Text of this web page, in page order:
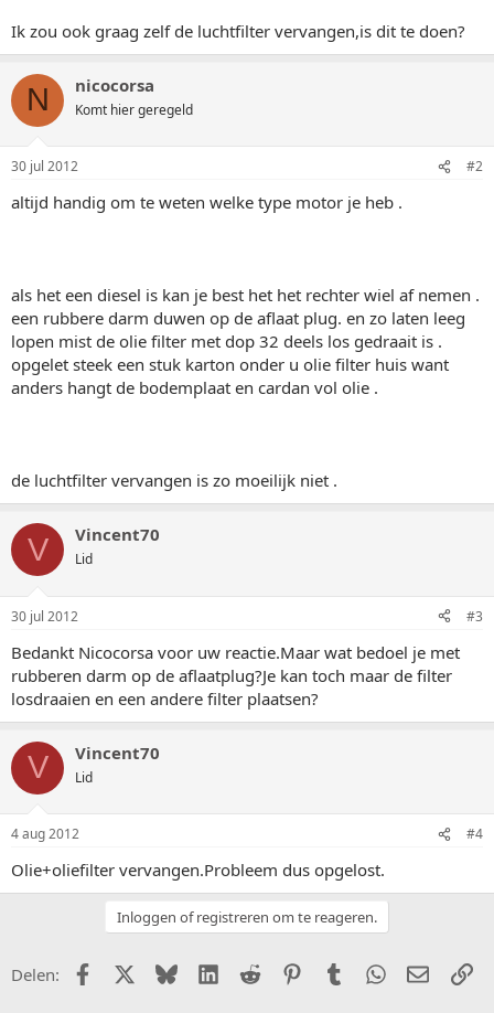
Ik zou ook graag zelf de luchtfilter vervangen,is dit te doen?
N nicocorsa
Komt hier geregeld
30 jul 2012 #2
altijd handig om te weten welke type motor je heb .
als het een diesel is kan je best het het rechter wiel af nemen .
een rubbere darm duwen op de aflaat plug. en zo laten leeg
lopen mist de olie filter met dop 32 deels los gedraait is .
opgelet steek een stuk karton onder u olie filter huis want
anders hangt de bodemplaat en cardan vol olie .
de luchtfilter vervangen is zo moeilijk niet .
V Vincent70
Lid
30 jul 2012 #3
Bedankt Nicocorsa voor uw reactie.Maar wat bedoel je met
rubberen darm op de aflaatplug?Je kan toch maar de filter
losdraaien en een andere filter plaatsen?
V Vincent70
Lid
4 aug 2012 #4
Olie+oliefilter vervangen.Probleem dus opgelost.
Inloggen of registreren om te reageren.
Delen: FacebookX (Twitter)
BlueskyLinkedIn
Reddit PinterestTumblr WhatsApp
E-mail